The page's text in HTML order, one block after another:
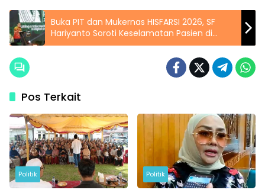
Buka PIT dan Mukernas HISFARSI 2026, SF
Hariyanto Soroti Keselamatan Pasien di
Rumah Sakit
Pos Terkait
Politik Politik